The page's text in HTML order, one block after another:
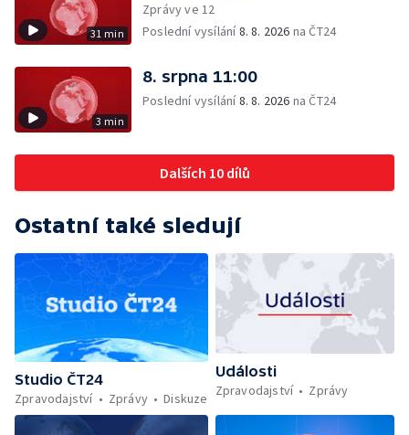
31 min
Zprávy ve 12
Poslední vysílání8. 8. 2026 na ČT24
3 min
8. srpna 11:00
Poslední vysílání8. 8. 2026 na ČT24
Dalších 10 dílů
Ostatní také sledují
Studio ČT24
Zpravodajství
Zprávy Diskuze
Události
Zpravodajství
Zprávy